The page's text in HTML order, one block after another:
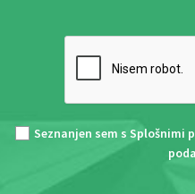
Seznanjen sem s Splošnimi